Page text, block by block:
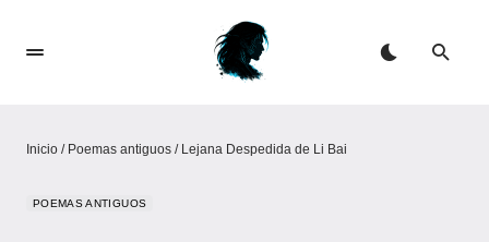
Inicio / Poemas antiguos / Lejana Despedida de Li Bai
POEMAS ANTIGUOS